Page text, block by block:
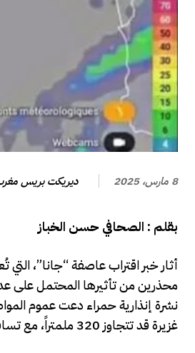
8 مارس، 2025 ديريكت بريس
بقلم : الصحافي حسن الخباز
أثار خبر اقتراب عاصفة “جانا”،
محذرين من تأثيرها المحتمل على
غزيرة قد تتجاوز 320 ملمتراً، مع تساقط ثلوج على المرتفعات التي تتعدى 1500 متر.